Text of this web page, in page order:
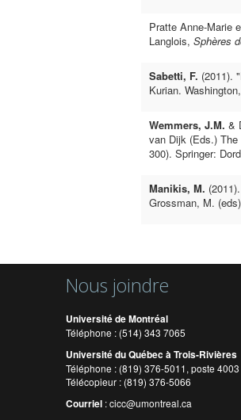
Pratte Anne-Marie
Langlois, Sphères
Sabetti, F. (2011).
Kurian.
Wemmers, J.M. &
van Dijk (Eds.)
300). Springer:
Manikis, M.
Grossman, M.
Nous joindre
Université de Montréal
Téléphone : (514) 343 7065
Université du Québec à Trois-Rivières
Téléphone : (819) 376-5011, poste 4003
Télécopieur : (819) 376-5066
Courriel :cicc@umontreal.ca